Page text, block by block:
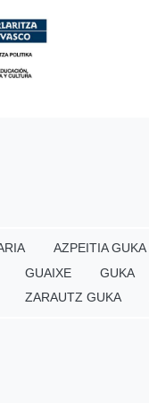
AZPEITIA GUKA
GUAIXE GUKA
ZARAUTZ GUKA